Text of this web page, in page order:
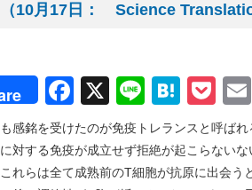
（10月17日： Science
Facebook
X Line
感銘を受けたのが免疫トレランスと呼ば
対する免疫が成立せず拒絶が起こらない
れらは全て成熟前のT細胞が抗原に出会う